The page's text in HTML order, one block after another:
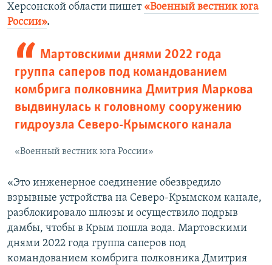
Херсонской области пишет «Военный вестник юга
России».
Мартовскими днями 2022 года
группа саперов под командованием
комбрига полковника Дмитрия Маркова
выдвинулась к головному сооружению
гидроузла Северо-Крымского канала
«Военный вестник юга России»
«Это инженерное соединение обезвредило
взрывные устройства на Северо-Крымском канале,
разблокировало шлюзы и осуществило подрыв
дамбы, чтобы в Крым пошла вода. Мартовскими
днями 2022 года группа саперов под
командованием комбрига полковника Дмитрия